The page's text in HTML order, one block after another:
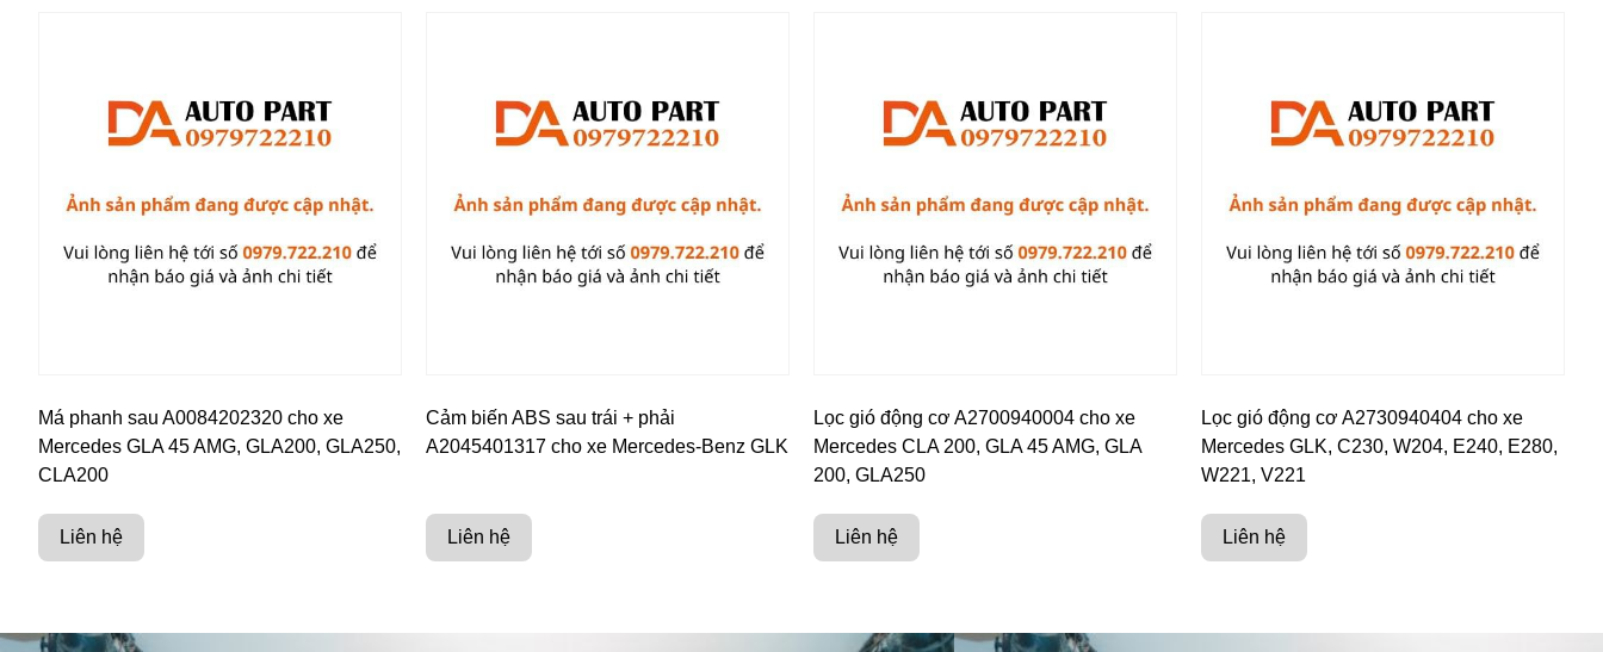
Má phanh sau A0084202320 cho xe
Mercedes GLA 45 AMG, GLA200, GLA250,
CLA200
Liên hệ
Cảm biến ABS sau trái + phải
A2045401317 cho xe Mercedes-Benz GLK
Liên hệ
Lọc gió động cơ A2700940004 cho xe
Mercedes CLA 200, GLA 45 AMG, GLA
200, GLA250
Liên hệ
Lọc gió động cơ A2730940404 cho xe
Mercedes GLK, C230, W204, E240, E280,
W221, V221
Liên hệ